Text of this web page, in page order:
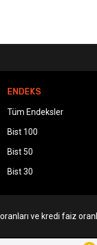
ENDEKS
Tüm Endeksler
Bist 100
Bist 50
Bist 30
ve kredi faiz